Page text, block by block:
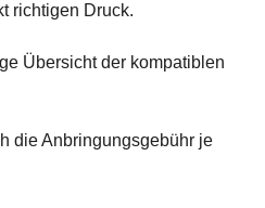
richtigen Druck.
Übersicht der kompatiblen
die Anbringungsgebühr je